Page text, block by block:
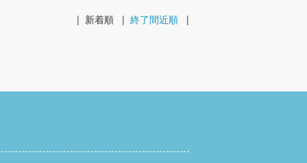
| 新着順 | 終了間近順 |